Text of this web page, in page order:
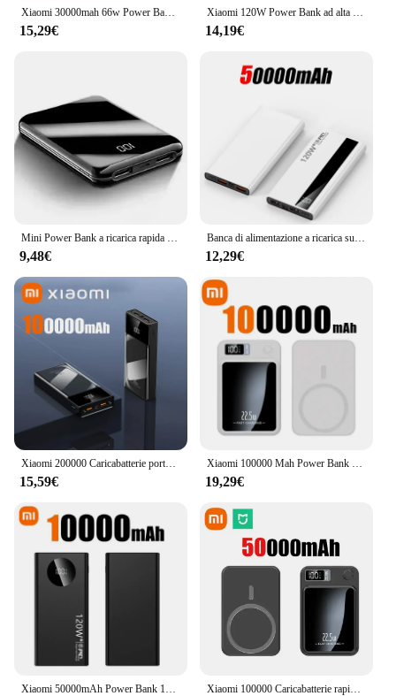
Xiaomi 30000mah 66w Power Bank Pd 20w Batteria di ricarica super veloce Display digitale di grande capacità per Iphone Samsung Huawei Regalo
15,29€
Xiaomi 120W Power Bank ad alta capacità 50000mAh Caricabatteria portatile Powerbank a ricarica rapida per iPhone Samsung Huawei
14,19€
Mini Power Bank a ricarica rapida caricabatterie portatile da 30000mAh Display digitale HD batteria esterna per Xiaomi iphone
9,48€
Banca di alimentazione a ricarica super veloce da 120 W 200000 Power Bank portatile di capacità ultragrande mAh con display digitale a LED per Samsung Xiaomi
12,29€
15,59€ 19,29€
Xiaomi 100000 Caricabatterie rapido wireless magnetico mAh per batteria ausiliaria portatile Magsafe per iPhone Huawei Samsung